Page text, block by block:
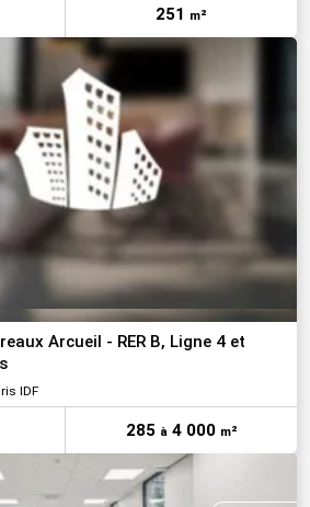
251 m²
Arcueil - RER B, Ligne 4 et
IDF
285 à4 000 m²